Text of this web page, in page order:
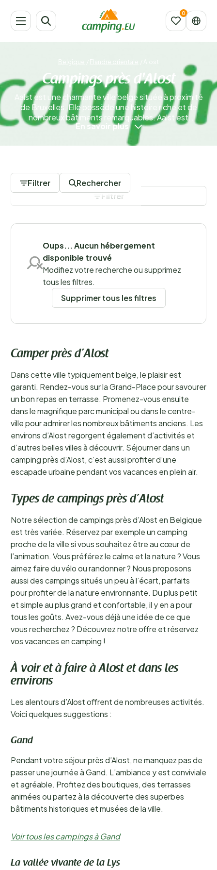
Campings près d'Alost
Aalst est une charmante ville belge située à proximité
de Bruxelles. Elle possède une histoire riche et de
nombreux bâtiments remarquables. Aalst est
également réputée pour ses boutiques et ses rues
commerçantes animées. Cinq rues commerçantes
convergent vers la chaleureuse Grand-Place, cœur de
règne.
En savoir plus
En savoir plus
Filtrer Rechercher
Sauvegarder les filtres
Filtrer
Oups... Aucun hébergement
disponible trouvé
Modifiez votre recherche ou supprimez
tous les filtres.
Supprimer tous les filtres
Camper près d’Alost
Dans cette ville typiquement belge, le plaisir est
garanti. Rendez-vous sur la Grand-Place pour savourer
un bon repas en terrasse. Promenez-vous ensuite
dans le magnifique parc municipal ou dans le centre-
ville pour admirer les nombreux bâtiments anciens. Les
environs d’Alost regorgent également d’activités et
d’autres belles villes à découvrir. Séjourner dans un
camping près d’Alost, c’est aussi profiter d’une
escapade urbaine pendant vos vacances en plein air.
Types de campings près d’Alost
Notre sélection de campings près d’Alost en Belgique
est très variée. Réservez par exemple un camping
proche de la ville si vous souhaitez être au cœur de
l’animation. Vous préférez le calme et la nature ? Vous
aimez faire du vélo ou randonner ? Nous proposons
aussi des campings situés un peu à l’écart, parfaits
pour profiter de la nature environnante. Du plus petit
et simple au plus grand et confortable, il y en a pour
tous les goûts. Avez-vous déjà une idée de ce que
vous recherchez ? Découvrez notre offre et réservez
vos vacances en camping !
À voir et à faire à Alost et dans les
environs
Les alentours d’Alost offrent de nombreuses activités.
Voici quelques suggestions :
Gand
Pendant votre séjour près d’Alost, ne manquez pas de
passer une journée à Gand. L’ambiance y est conviviale
et agréable. Profitez des boutiques, des terrasses
animées ou partez à la découverte des superbes
bâtiments historiques et musées de la ville.
Voir tous les campings à Gand
La vallée vivante de la Lys